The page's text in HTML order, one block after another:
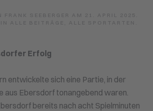
Erfolg
entwickelte sich eine Partie, in der
aus Ebersdorf tonangebend waren.
bereits nach acht Spielminuten